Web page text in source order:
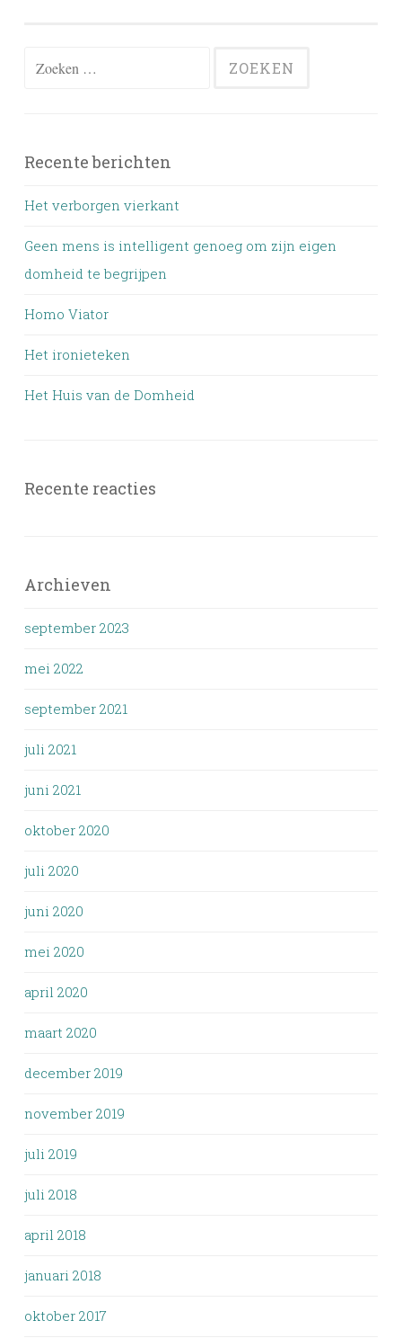
Zoeken
Recente berichten
Het verborgen vierkant
Geen mens is intelligent genoeg om zijn eigen
domheid te begrijpen
Homo Viator
Het ironieteken
Het Huis van de Domheid
Recente reacties
Archieven
september 2023
mei 2022
september 2021
juli 2021
juni 2021
oktober 2020
juli 2020
juni 2020
mei 2020
april 2020
maart 2020
december 2019
november 2019
juli 2019
juli 2018
april 2018
januari 2018
oktober 2017